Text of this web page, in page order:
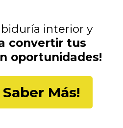
interior y
convertir tus
oportunidades!
Más!